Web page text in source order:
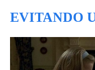
EVITANDO